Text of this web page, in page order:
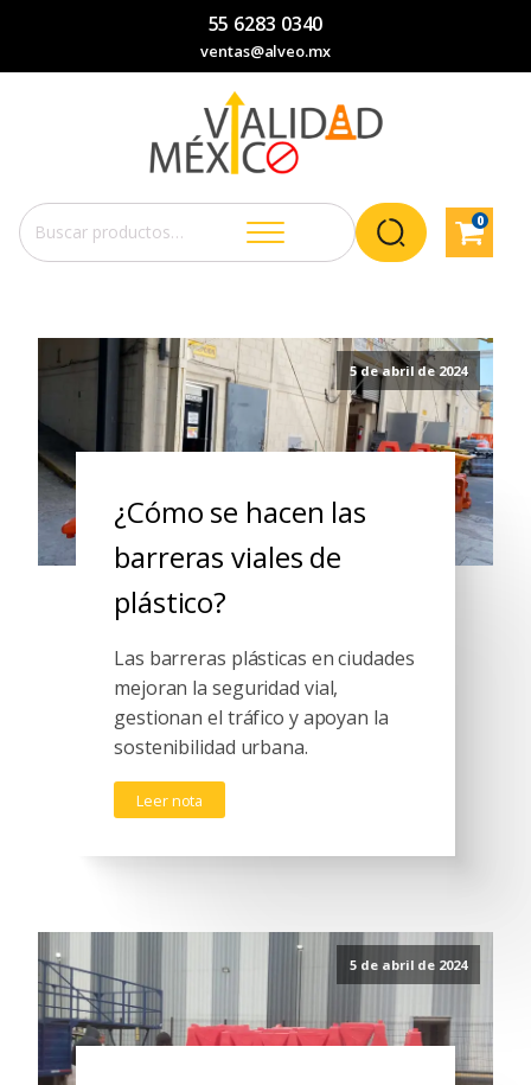
55 6283 0340
ventas@alveo.mx
Buscar
por:
0
5 de abril de 2024
¿Cómo se hacen las
barreras viales de
plástico?
Las barreras plásticas en ciudades
mejoran la seguridad vial,
gestionan el tráfico y apoyan la
sostenibilidad urbana.
Leer nota
5 de abril de 2024